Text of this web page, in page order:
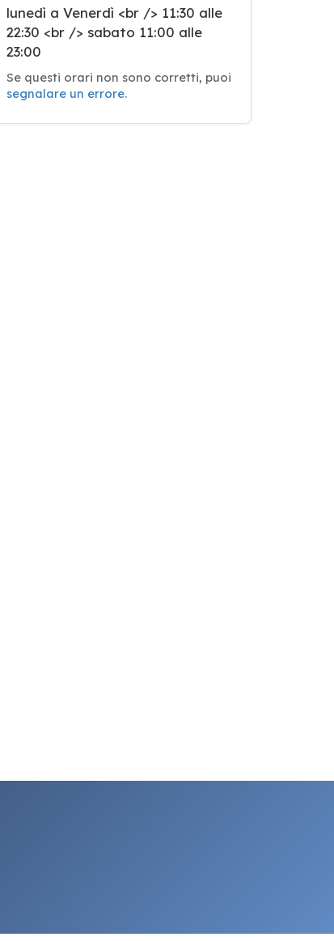
lunedì a Venerdì <br /> 11:30 alle
22:30 <br /> sabato 11:00 alle
23:00
Se questi orari non sono corretti, puoi
segnalare un errore.